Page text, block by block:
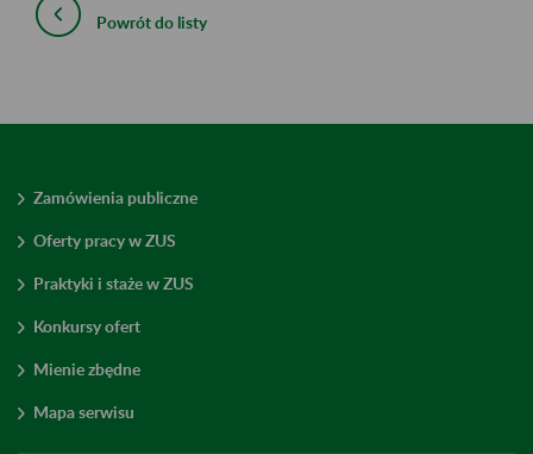
Powrót do listy
Zamówienia publiczne
Oferty pracy w ZUS
Praktyki i staże w ZUS
Konkursy ofert
Mienie zbędne
Mapa serwisu